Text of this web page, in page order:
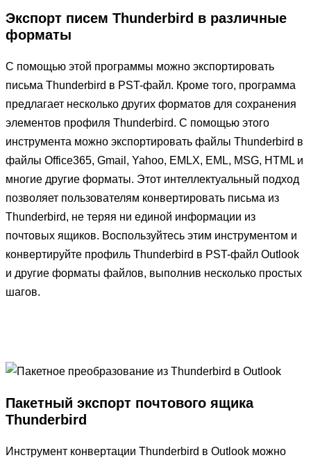
Экспорт писем Thunderbird в различные
форматы
С помощью этой программы можно экспортировать
письма Thunderbird в PST-файл. Кроме того, программа
предлагает несколько других форматов для сохранения
элементов профиля Thunderbird. С помощью этого
инструмента можно экспортировать файлы Thunderbird в
файлы Office365, Gmail, Yahoo, EMLX, EML, MSG, HTML и
многие другие форматы. Этот интеллектуальный подход
позволяет пользователям конвертировать письма из
Thunderbird, не теряя ни единой информации из
почтовых ящиков. Воспользуйтесь этим инструментом и
конвертируйте профиль Thunderbird в PST-файл Outlook
и другие форматы файлов, выполнив несколько простых
шагов.
Пакетный экспорт почтового ящика
Thunderbird
Инструмент конвертации Thunderbird в Outlook можно